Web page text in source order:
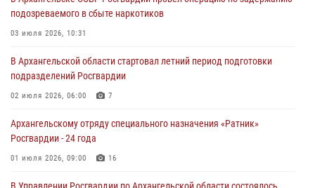
подозреваемого в сбыте наркотиков
03 июля 2026, 10:31
В Архангельской области стартовал летний период подготовки
подразделений Росгвардии
02 июля 2026, 06:00 7
Архангельскому отряду специального назначения «Ратник»
Росгвардии - 24 года
01 июля 2026, 09:00 16